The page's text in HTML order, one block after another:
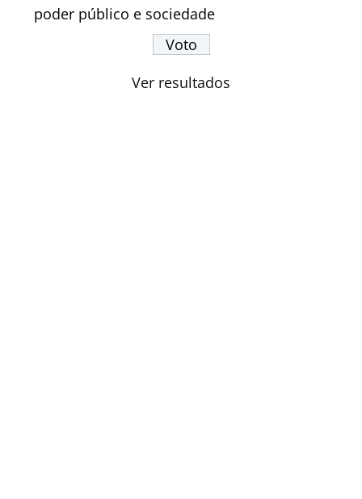
poder público e sociedade
Ver resultados